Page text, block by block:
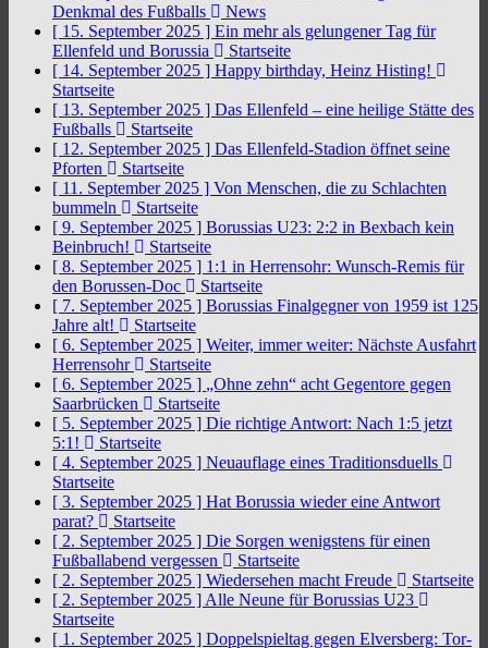
Denkmal des Fußballs
News
[ 15. September 2025 ] Ein mehr als gelungener Tag für
Ellenfeld und Borussia
Startseite
[ 14. September 2025 ] Happy birthday, Heinz Histing!
Startseite
[ 13. September 2025 ] Das Ellenfeld – eine heilige Stätte des
Fußballs
Startseite
[ 12. September 2025 ] Das Ellenfeld-Stadion öffnet seine
Pforten
Startseite
[ 11. September 2025 ] Von Menschen, die zu Schlachten
bummeln
Startseite
[ 9. September 2025 ] Borussias U23: 2:2 in Bexbach kein
Beinbruch!
Startseite
[ 8. September 2025 ] 1:1 in Herrensohr: Wunsch-Remis für
den Borussen-Doc
Startseite
[ 7. September 2025 ] Borussias Finalgegner von 1959 ist 125
Jahre alt!
Startseite
[ 6. September 2025 ] Weiter, immer weiter: Nächste Ausfahrt
Herrensohr
Startseite
[ 6. September 2025 ] „Ohne zehn“ acht Gegentore gegen
Saarbrücken
Startseite
[ 5. September 2025 ] Die richtige Antwort: Nach 1:5 jetzt
5:1!
Startseite
[ 4. September 2025 ] Neuauflage eines Traditionsduells
Startseite
[ 3. September 2025 ] Hat Borussia wieder eine Antwort
parat?
Startseite
[ 2. September 2025 ] Die Sorgen wenigstens für einen
Fußballabend vergessen
Startseite
[ 2. September 2025 ] Wiedersehen macht Freude
Startseite
[ 2. September 2025 ] Alle Neune für Borussias U23
Startseite
[ 1. September 2025 ] Doppelspieltag gegen Elversberg: Tor-